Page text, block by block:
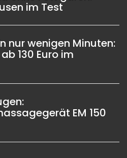
im Test
nur wenigen Minuten:
130 Euro im
EM 150